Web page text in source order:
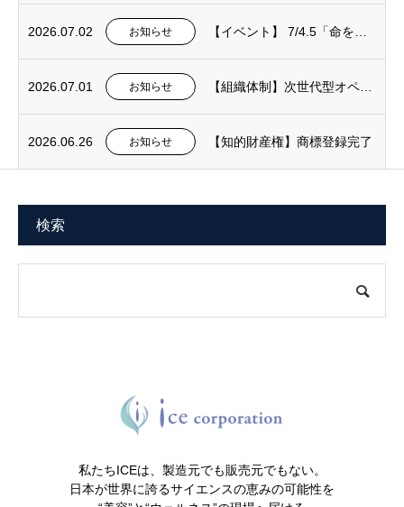
2026.07.02 お知らせ
2026.07.01 お知らせ
2026.06.26 お知らせ 【知的財産権】商標登録完了
検索
私たちICEは、製造元でも販売元でもない。
日本が世界に誇るサイエンスの恵みの可能性を